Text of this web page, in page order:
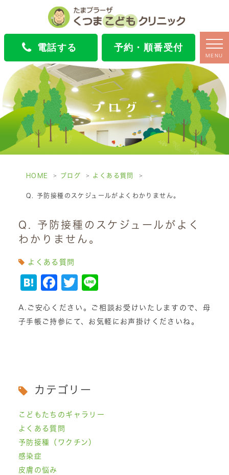
電話する 予約・順番受付
MENU
ブログ
HOME ブログ よくある質問
Q. 予防接種のスケジュールがよくわかりません。
Q. 予防接種のスケジュールがよく
わかりません。
よくある質問
Hatena
Facebook
Twitter
A.ご安心ください。ご相談お受けいたしますので、母
子手帳ご持参にて、お気軽にお声掛けくださいね。
カテゴリー
こどもたちのギャラリー
よくある質問
予防接種（ワクチン）
感染症
皮膚の悩み